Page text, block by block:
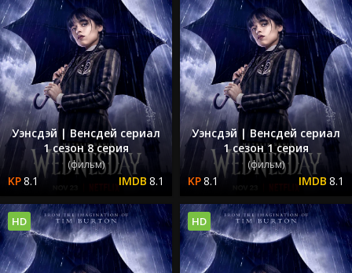
Уэнсдэй | Венсдей сериал
1 сезон 8 серия
(фильм)
8.1 8.1
Уэнсдэй | Венсдей сериал
1 сезон 1 серия
(фильм)
8.1 8.1
HD HD